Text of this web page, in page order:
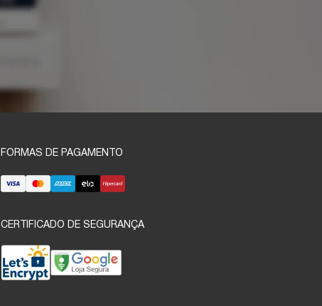
FORMAS DE PAGAMENTO
CERTIFICADO DE SEGURANÇA